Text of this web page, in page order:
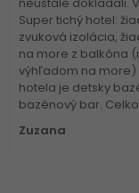
Super tichý hotel:
zvuková izolácia,
na more z balkóna
výhľadom na more)
hotela je detsky
bazénový bar.
Zuzana